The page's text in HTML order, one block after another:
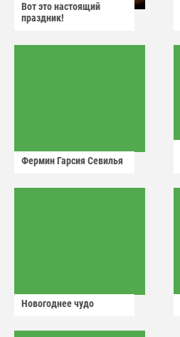
Вот это настоящий
праздник!
Фермин Гарсия Севилья
Новогоднее чудо